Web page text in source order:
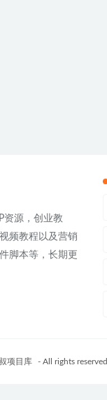
资源，创业教
频教程以及营销
脚本等，长期更
项目库 - All rights reserved